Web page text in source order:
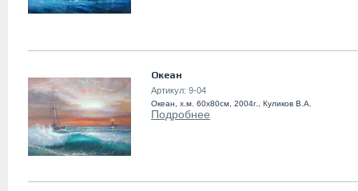
Океан
Артикул: 9-04
Океан, х.м. 60х80см, 2004г., Куликов В.А.
Подробнее